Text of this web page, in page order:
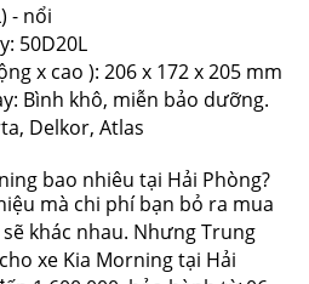
- nổi
50D20L
x cao ): 206 x 172 x 205 mm
Bình khô, miễn bảo dưỡng.
Delkor, Atlas
bao nhiêu tại Hải Phòng?
mà chi phí bạn bỏ ra mua
khác nhau. Nhưng Trung
xe Kia Morning tại Hải